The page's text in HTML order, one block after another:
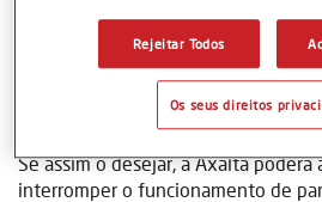
contactar Axalta.
Se assim o desejar, a Axalta
interromper o funcionamento de
Rejeitar Todos
Os seus direitos